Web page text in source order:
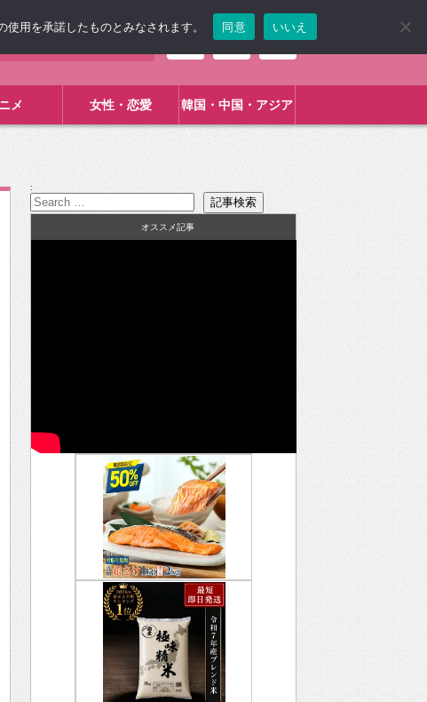
メ 女性・恋愛 韓国・中国・アジア
:
オススメ記事
用を承諾したものとみなされます。 同意 いいえ